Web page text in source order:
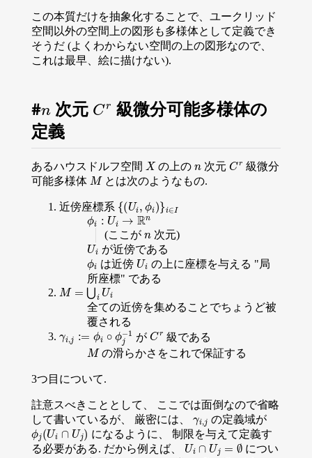
この本質だけを抽象化することで、ユークリッド
空間以外の空間上の図形も多様体として定義でき
そうだ (よくわからない空間の上の図形なので、
これは最早、絵に描けない).
n 次元 Cr 級微分可能多様体の
定義
あるハウスドルフ空間 X の上の 次元 Cr 級微分
可能多様体 M とは次のようなもの.
近傍座標系 {(Ui i }i
ϕi:Ui→Rn
(ここが n 次元)
Ui が近傍である
ϕ i は近傍 Ui の上に座標を与える "局
所座標" である
M= iUi
全ての近傍を集めることでちょうど被
覆される
ϕi∘ϕ j−1 が Cr 級である
Mの滑らかさをこれで保証する
3つ目について.
註意スべきこととして、 ここでは面倒なので省略
して書いているが、 厳密には、 γi,j の定義域が
ϕj (Ui∩ Uj)
になるように、 制限を与えて定義す
る必要がある. だから例えば、 Ui ∩ Uj=∅
につい